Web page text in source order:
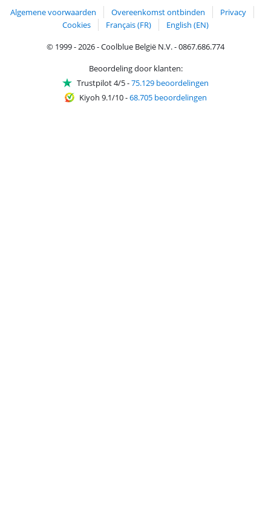
Algemene voorwaarden Overeenkomst ontbinden
Privacy
Cookies
Français (FR)
English (EN)
© 1999 - 2026 - Coolblue België N.V. - 0867.686.774
Beoordeling door klanten:
Trustpilot 4/5-75.129 beoordelingen
Kiyoh 9.1/10-68.705 beoordelingen